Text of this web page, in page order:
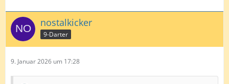
nostalkicker
9-Darter
9. Januar 2026 um 17:28